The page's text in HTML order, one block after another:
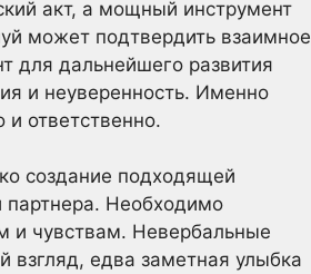
акт, а мощный инструмент
может подтвердить взаимное
для дальнейшего развития
и неуверенность. Именно
и ответственно.
создание подходящей
партнера. Необходимо
и чувствам. Невербальные
взгляд, едва заметная улыбка